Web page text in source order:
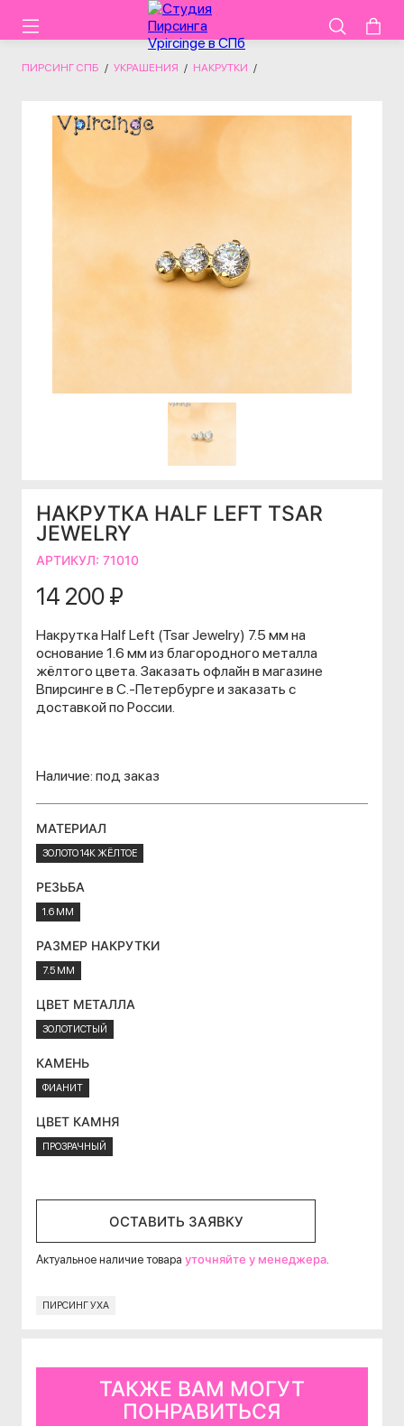
ПИРСИНГ СПБ / УКРАШЕНИЯ / НАКРУТКИ /
НАКРУТКА HALF LEFT TSAR
JEWELRY
АРТИКУЛ: 71010
14 200 ₽
Накрутка Half Left (Tsar Jewelry) 7.5 мм на
основание 1.6 мм из благородного металла
жёлтого цвета. Заказать офлайн в магазине
Впирсинге в С.-Петербурге и заказать с
доставкой по России.
Наличие: под заказ
МАТЕРИАЛ
ЗОЛОТО 14К ЖЁЛТОЕ
РЕЗЬБА
1.6 ММ
РАЗМЕР НАКРУТКИ
7.5 ММ
ЦВЕТ МЕТАЛЛА
ЗОЛОТИСТЫЙ
КАМЕНЬ
ФИАНИТ
ЦВЕТ КАМНЯ
ПРОЗРАЧНЫЙ
ОСТАВИТЬ ЗАЯВКУ
Актуальное наличие товара уточняйте у менеджера.
ПИРСИНГ УХА
ТАКЖЕ ВАМ МОГУТ
ПОНРАВИТЬСЯ